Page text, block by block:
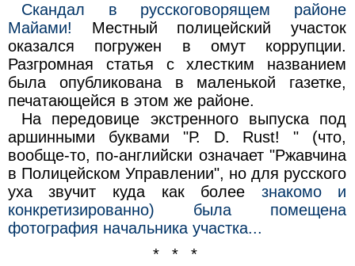
Скандал в русскоговорящем районе
Майами! Местный полицейский участок
оказался погружен в омут коррупции.
Разгромная статья с хлестким названием
была опубликована в маленькой газетке,
печатающейся в этом же районе.
На передовице экстренного выпуска под
аршинными буквами "Р. D. Rust! " (что,
вообще-то, по-английски означает "Ржавчина
в Полицейском Управлении", но для русского
уха звучит куда как более знакомо и
конкретизированно) была помещена
фотография начальника участка...
* * *